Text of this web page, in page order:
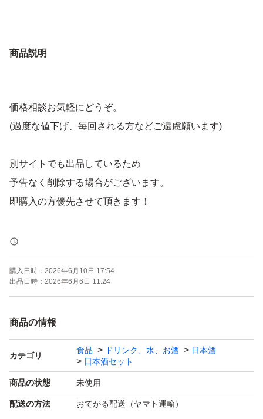
商品説明
価格相談お気軽にどうぞ。
(過度な値下げ、毎回される方などご遠慮願います)
別サイトでも出品しているため
予告なく削除する場合がございます。
即購入の方優先させて頂きます！
トラブル防止の為、返品、返金はお断りします。
よろしくお願いします！！
ておりません。ご了承ください。
・購入意思のない価格相談はお辞めください。
・20歳未満の方には販売しません。
・段ボールでの発送中に割れてしまう事があったため、お
購入日時： 2026年6月10日 17:54
出品日時： 2026年6月6日 11:24
商品の情報
カテゴリ
食品 ドリンク、水、お酒
日本酒
日本酒セット
商品の状態 未使用
配送の方法 おてがる配送（ヤマト運輸）